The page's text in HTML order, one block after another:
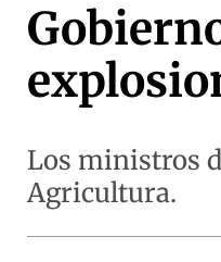
Los ministros
Agricultura.